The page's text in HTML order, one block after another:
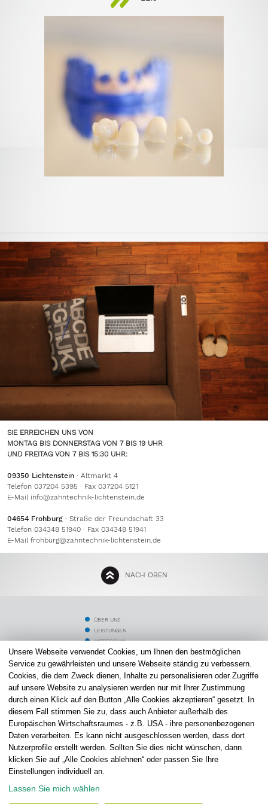
SIE ERREICHEN UNS VON
MONTAG BIS DONNERSTAG VON 7 BIS 19 UHR
UND FREITAG VON 7 BIS 15:30 UHR:
09350 Lichtenstein· Altmarkt 4
Telefon 037204 5395 · Fax 037204 5121
E-Mail info@zahntechnik-lichtenstein.de
04654 Frohburg· Straße der Freundschaft 33
Telefon 034348 51940 · Fax 034348 51941
E-Mail frohburg@zahntechnik-lichtenstein.de
NACH OBEN
ÜBER UNS
LEISTUNGEN
IMPRESSUM
ZAHNMEDIZINER
SCHLAFTHERAPIE
DATENSCHUTZ
PATIENTEN
ALIGNER THERAPIE
STANDORT LICHTENSTEIN
STANDORT FROHBURG
KOSTENVORANSCHLAG
COOKIE-EINSTELLUNGEN
ZAHNTECHNIK LICHTENSTEIN
Altmarkt 4 I 09350 Lichtenstein
Mail:info@zahntechnik-lichtenstein.de
Unsere Webseite verwendet Cookies, um Ihnen den bestmöglichen
Service zu gewährleisten und unsere Webseite ständig zu verbessern.
Cookies, die dem Zweck dienen, Inhalte zu personalisieren oder Zugriffe
auf unsere Website zu analysieren werden nur mit Ihrer Zustimmung
durch einen Klick auf den Button „Alle Cookies akzeptieren“ gesetzt. In
diesem Fall stimmen Sie zu, dass auch Anbieter außerhalb des
Europäischen Wirtschaftsraumes - z.B. USA - ihre personenbezogenen
Daten verarbeiten. Es kann nicht ausgeschlossen werden, dass dort
Nutzerprofile erstellt werden. Sollten Sie dies nicht wünschen, dann
klicken Sie auf „Alle Cookies ablehnen“ oder passen Sie Ihre
Einstellungen individuell an.
Lassen Sie mich wählen